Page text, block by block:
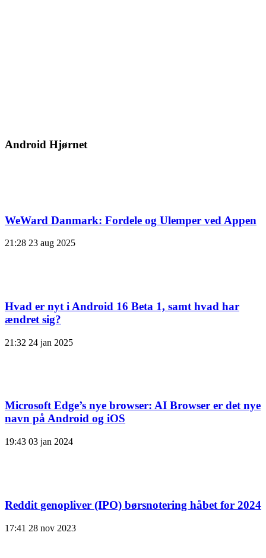
Android Hjørnet
WeWard Danmark: Fordele og Ulemper ved Appen
21:28 23 aug 2025
Hvad er nyt i Android 16 Beta 1, samt hvad har
ændret sig?
21:32 24 jan 2025
Microsoft Edge’s nye browser: AI Browser er det nye
navn på Android og iOS
19:43 03 jan 2024
Reddit genopliver (IPO) børsnotering håbet for 2024
17:41 28 nov 2023